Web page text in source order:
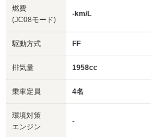
燃費
(JC08モード)
-km/L
駆動方式 FF
排気量 1958cc
乗車定員 4名
環境対策
エンジン
-